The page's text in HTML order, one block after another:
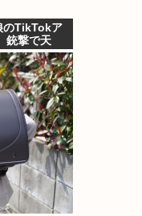
のTikTokア
銃撃で天